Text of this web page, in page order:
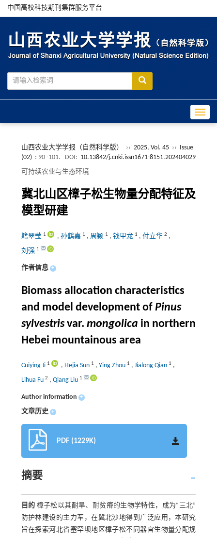
中国高校科技期刊集群服务平台
山西农业大学学报（自然科学版） ›› 2025, Vol. 45 ›› Issue
(02) : 90 -101. DOI: 10.13842/j.cnki.issn1671-8151.202404029
可持续农业与生态环境
冀北山区樟子松生物量分配特征及
模型研建
籍翠莹 1 , 孙鹤嘉 1 , 周颖 1 , 钱甲龙 1 , 付立华 2 ,
刘强 1
作者信息 +
Biomass allocation characteristics
and model development of Pinus
sylvestrisvar. mongolica in northern
Hebei mountainous area
Cuiying Ji 1 , Hejia Sun 1 , Ying Zhou 1 , Jialong Qian 1 ,
Lihua Fu 2 , Qiang Liu 1
Author information +
文章历史 +
PDF (1229K)
摘要
目的 樟子松以其耐旱、耐贫瘠的生物学特性，成为“三北”
防护林建设的主力军，在冀北沙地得到广泛应用，本研究
旨在探索河北省塞罕坝地区樟子松不同器官生物量分配规